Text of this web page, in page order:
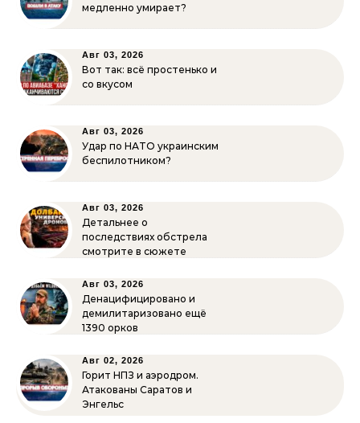
медленно умирает?
Авг 03, 2026
Вот так: всё простенько и
со вкусом
Авг 03, 2026
Удар по НАТО украинским
беспилотником?
Авг 03, 2026
Детальнее о
последствиях обстрела
смотрите в сюжете
Авг 03, 2026
Денацифицировано и
демилитаризовано ещё
1390 орков
Авг 02, 2026
Горит НПЗ и аэродром.
Атакованы Саратов и
Энгельс